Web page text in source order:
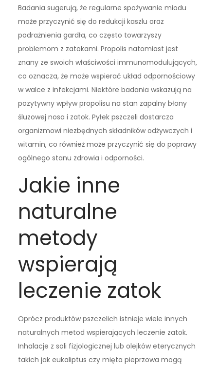
Badania sugerują, że regularne spożywanie miodu
może przyczynić się do redukcji kaszlu oraz
podrażnienia gardła, co często towarzyszy
problemom z zatokami. Propolis natomiast jest
znany ze swoich właściwości immunomodulujących,
co oznacza, że może wspierać układ odpornościowy
w walce z infekcjami. Niektóre badania wskazują na
pozytywny wpływ propolisu na stan zapalny błony
śluzowej nosa i zatok. Pyłek pszczeli dostarcza
organizmowi niezbędnych składników odżywczych i
witamin, co również może przyczynić się do poprawy
ogólnego stanu zdrowia i odporności.
Jakie inne
naturalne
metody
wspierają
leczenie zatok
Oprócz produktów pszczelich istnieje wiele innych
naturalnych metod wspierających leczenie zatok.
Inhalacje z soli fizjologicznej lub olejków eterycznych
takich jak eukaliptus czy mięta pieprzowa mogą